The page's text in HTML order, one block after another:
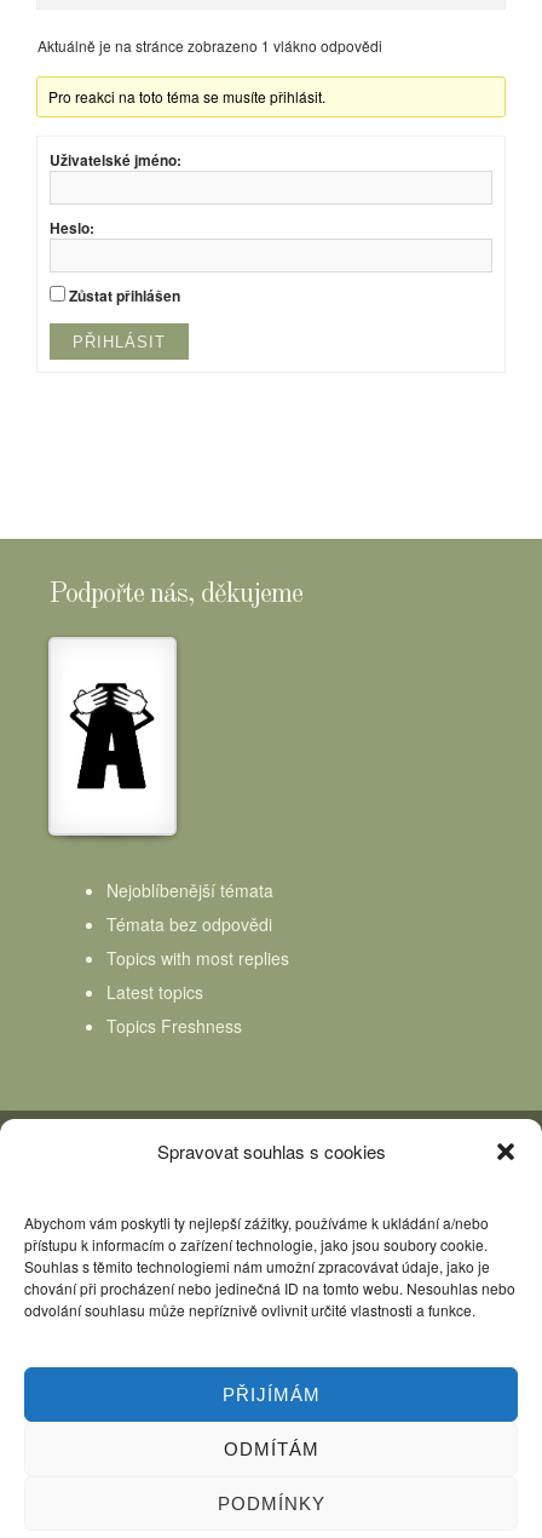
Spravovat souhlas s cookies
Abychom vám poskytli ty nejlepší zážitky, používáme k ukládání a/nebo
přístupu k informacím o zařízení technologie, jako jsou soubory cookie.
Souhlas s těmito technologiemi nám umožní zpracovávat údaje, jako je
chování při procházení nebo jedinečná ID na tomto webu. Nesouhlas nebo
odvolání souhlasu může nepříznivě ovlivnit určité vlastnosti a funkce.
PŘIJÍMÁM
ODMÍTÁM
PODMÍNKY
Aktuálně je na stránce zobrazeno 1 vlákno odpovědi
Pro reakci na toto téma se musíte přihlásit.
Uživatelské jméno:
Heslo:
Zůstat přihlášen
PŘIHLÁSIT
Podpořte nás, děkujeme
Nejoblíbenější témata
Témata bez odpovědi
Topics with most replies
Latest topics
Topics Freshness
Kniha Domácí mlékař Nápověda
Copyright © 2026 Domácí mlékař. All rights reserved.